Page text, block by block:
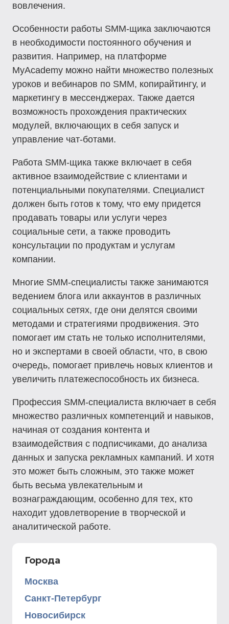
вовлечения.
Особенности работы SMM-щика заключаются
в необходимости постоянного обучения и
развития. Например, на платформе
MyAcademy можно найти множество полезных
уроков и вебинаров по SMM, копирайтингу, и
маркетингу в мессенджерах. Также дается
возможность прохождения практических
модулей, включающих в себя запуск и
управление чат-ботами.
Работа SMM-щика также включает в себя
активное взаимодействие с клиентами и
потенциальными покупателями. Специалист
должен быть готов к тому, что ему придется
продавать товары или услуги через
социальные сети, а также проводить
консультации по продуктам и услугам
компании.
Многие SMM-специалисты также занимаются
ведением блога или аккаунтов в различных
социальных сетях, где они делятся своими
методами и стратегиями продвижения. Это
помогает им стать не только исполнителями,
но и экспертами в своей области, что, в свою
очередь, помогает привлечь новых клиентов и
увеличить платежеспособность их бизнеса.
Профессия SMM-специалиста включает в себя
множество различных компетенций и навыков,
начиная от создания контента и
взаимодействия с подписчиками, до анализа
данных и запуска рекламных кампаний. И хотя
это может быть сложным, это также может
быть весьма увлекательным и
вознаграждающим, особенно для тех, кто
находит удовлетворение в творческой и
аналитической работе.
Города
Москва
Санкт-Петербург
Новосибирск